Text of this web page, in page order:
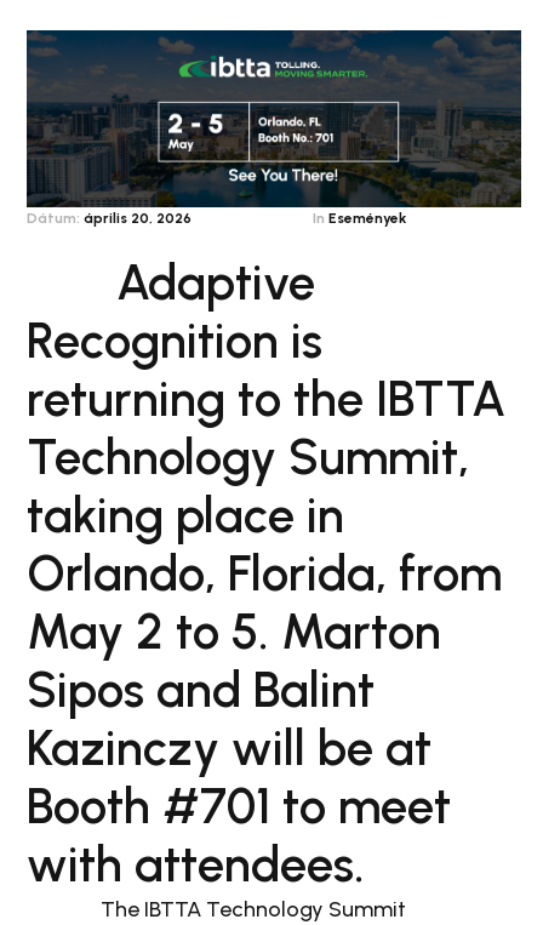
Dátum: április 20, 2026 In Események
Adaptive
Recognition is
returning to the IBTTA
Technology Summit,
taking place in
Orlando, Florida, from
May 2 to 5. Marton
Sipos and Balint
Kazinczy will be at
Booth #701 to meet
with attendees.
The IBTTA Technology Summit